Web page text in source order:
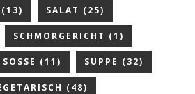
(13) SALAT (25)
SCHMORGERICHT (1)
SOSSE (11) SUPPE (32)
(48)